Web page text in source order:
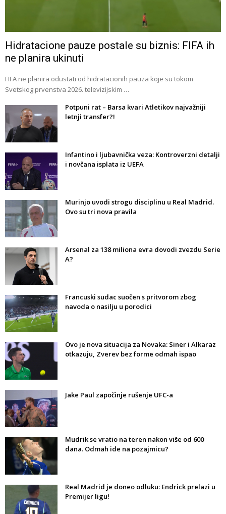
Hidratacione pauze postale su biznis: FIFA ih
ne planira ukinuti
FIFA ne planira odustati od hidratacionih pauza koje su tokom
Svetskog prvenstva 2026. televizijskim …
Potpuni rat – Barsa kvari Atletikov najvažniji
letnji transfer?!
Infantino i ljubavnička veza: Kontroverzni detalji
i novčana isplata iz UEFA
Murinjo uvodi strogu disciplinu u Real Madrid.
Ovo su tri nova pravila
Arsenal za 138 miliona evra dovodi zvezdu Serie
A?
Francuski sudac suočen s pritvorom zbog
navoda o nasilju u porodici
Ovo je nova situacija za Novaka: Siner i Alkaraz
otkazuju, Zverev bez forme odmah ispao
Jake Paul započinje rušenje UFC-a
Mudrik se vratio na teren nakon više od 600
dana. Odmah ide na pozajmicu?
Real Madrid je doneo odluku: Endrick prelazi u
Premijer ligu!